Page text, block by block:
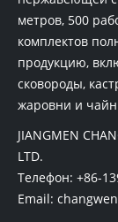
метров, 500
комплектов
продукцию,
сковороды,
жаровни и
JIANGMEN
LTD.
Телефон: +86-
Email: